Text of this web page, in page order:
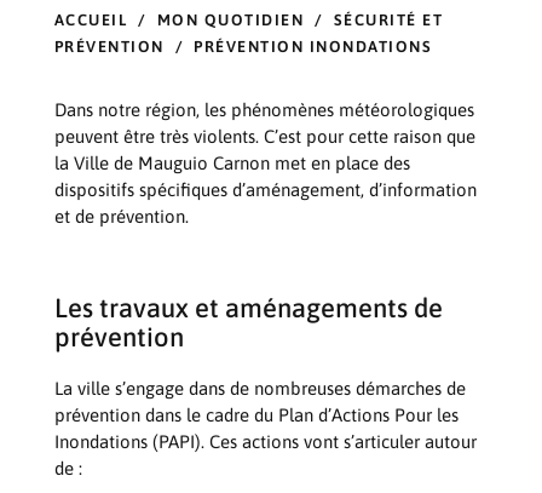
ACCUEIL / MON QUOTIDIEN / SÉCURITÉ ET
PRÉVENTION
/ PRÉVENTION INONDATIONS
Dans notre région, les phénomènes météorologiques
peuvent être très violents. C’est pour cette raison que
la Ville de Mauguio Carnon met en place des
dispositifs spécifiques d’aménagement, d’information
et de prévention.
Les travaux et aménagements de
prévention
La ville s’engage dans de nombreuses démarches de
prévention dans le cadre du Plan d’Actions Pour les
Inondations (PAPI). Ces actions vont s’articuler autour
de :